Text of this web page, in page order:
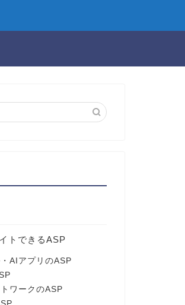
トできるASP
AIアプリのASP
ワークのASP